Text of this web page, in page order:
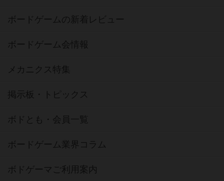
ボードゲームの新着レビュー
ボードゲーム会情報
メカニクス特集
掲示板・トピックス
ボドとも・会員一覧
ボードゲーム業界コラム
ボドゲーマご利用案内